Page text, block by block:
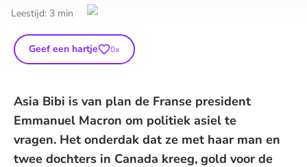
Leestijd: 3 min
Geef een hartje 0x
Asia Bibi is van plan de Franse president
Emmanuel Macron om politiek asiel te
vragen. Het onderdak dat ze met haar man en
twee dochters in Canada kreeg, gold voor de